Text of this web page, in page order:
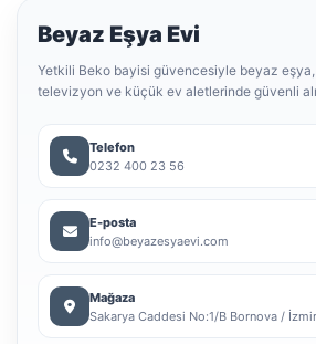
Beyaz Eşya Evi
Yetkili Beko bayisi güvencesiyle beyaz
televizyon ve küçük ev aletlerinde güvenli
Telefon
0232 400 23 56
E-posta
info@beyazesyaevi.com
Mağaza
Sakarya Caddesi No:1/B Bornova / İzmir